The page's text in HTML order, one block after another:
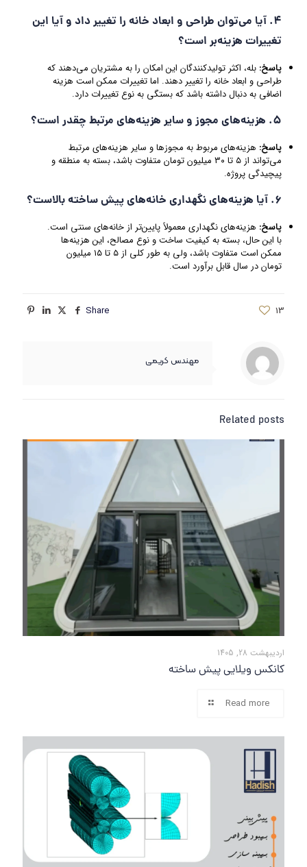
4. آیا می‌توان طراحی و ابعاد خانه را تغییر داد و آیا این
تغییرات هزینه‌بر است؟
پاسخ: بله، اکثر تولیدکنندگان این امکان را به مشتریان می‌دهند که
طراحی و ابعاد خانه را تغییر دهند. اما تغییرات ممکن است هزینه
اضافی به دنبال داشته باشد که بستگی به نوع تغییرات دارد.
5. هزینه‌های مجوز و سایر هزینه‌های مرتبط چقدر است؟
پاسخ: هزینه‌های مربوط به مجوزها و سایر هزینه‌های مرتبط
می‌تواند از ۵ تا ۳۰ میلیون تومان متفاوت باشد، بسته به منطقه و
پیچیدگی پروژه.
6. آیا هزینه‌های نگهداری خانه‌های پیش ساخته بالاست؟
پاسخ: هزینه‌های نگهداری معمولاً پایین‌تر از خانه‌های سنتی است.
با این حال، بسته به کیفیت ساخت و نوع مصالح، این هزینه‌ها
ممکن است متفاوت باشد، ولی به طور کلی از ۵ تا ۱۵ میلیون
تومان در سال قابل برآورد است.
Share 13
مهندس کریمی
Related posts
اردیبهشت 28, 1405
کانکس ویلایی پیش ساخته
Read more